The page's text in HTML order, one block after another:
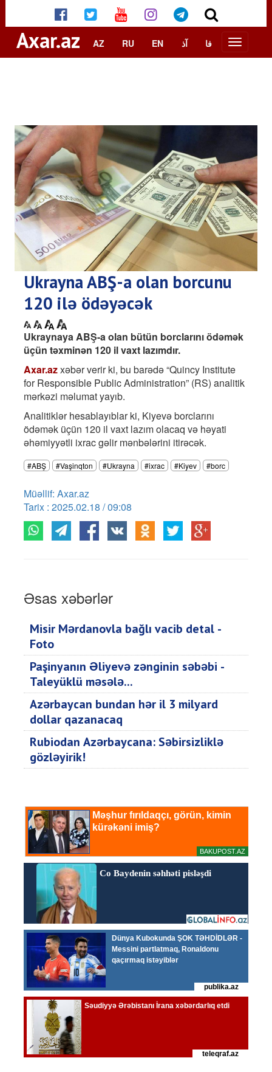
Axar.az AZ RU EN آذ فا
Ukrayna ABŞ-a olan borcunu
120 ilə ödəyəcək
Ukraynaya ABŞ-a olan bütün borclarını ödəmək
üçün təxminən 120 il vaxt lazımdır.
Axar.azxəbər verir ki, bu barədə “Quincy Institute
for Responsible Public Administration” (RS) analitik
mərkəzi məlumat yayıb.
Analitiklər hesablayıblar ki, Kiyevə borclarını
ödəmək üçün 120 il vaxt lazım olacaq və həyati
əhəmiyyətli ixrac gəlir mənbələrini itirəcək.
#ABŞ #Vaşinqton #Ukrayna #ixrac #Kiyev #borc
Müəllif: Axar.az
Tarix : 2025.02.18 / 09:08
Əsas xəbərlər
Misir Mərdanovla bağlı vacib detal -
Foto
Paşinyanın Əliyevə zənginin səbəbi -
Taleyüklü məsələ...
Azərbaycan bundan hər il 3 milyard
dollar qazanacaq
Rubiodan Azərbaycana: Səbirsizliklə
gözləyirik!